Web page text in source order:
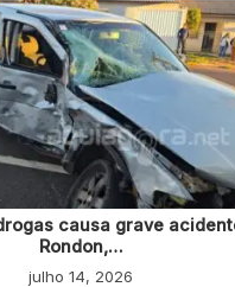
causa grave
Rondon,…
julho 14, 2026